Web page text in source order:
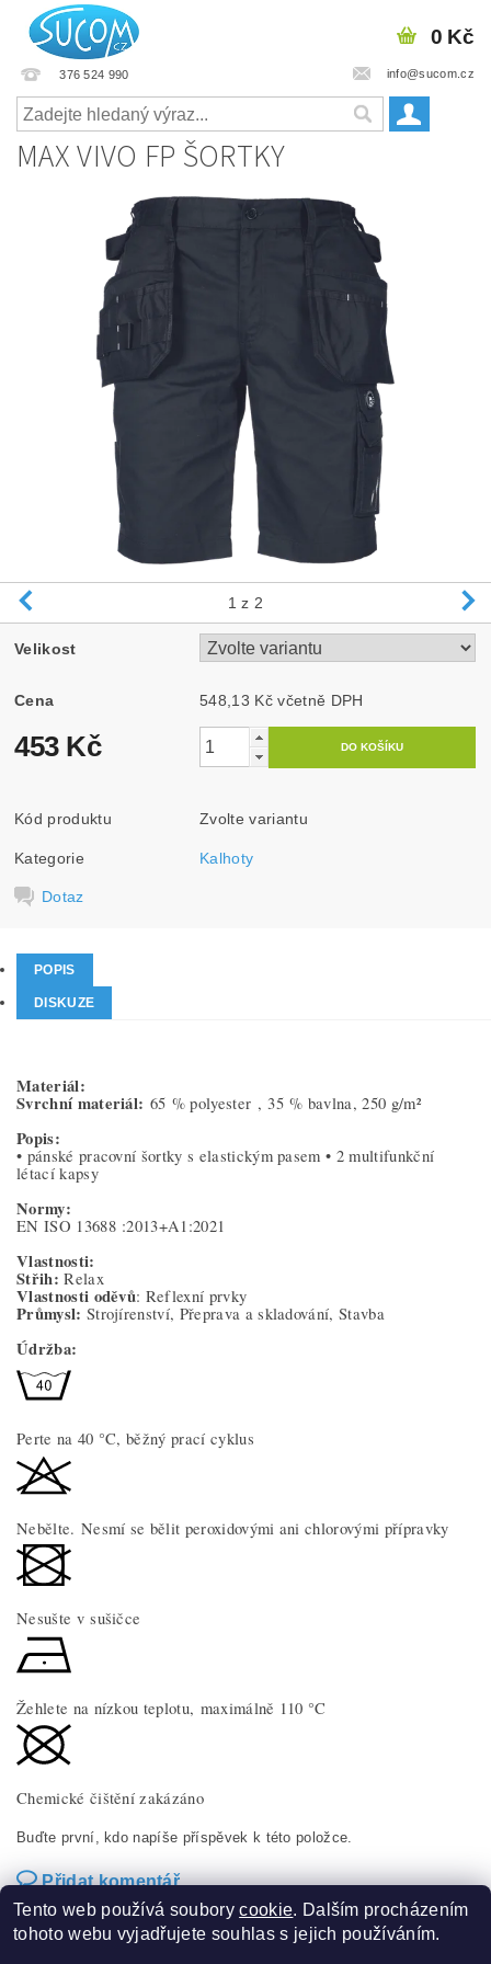
376 524 990 info@sucom.cz
0 Kč
MAX VIVO FP ŠORTKY
1 z 2
Velikost
Cena 548,13 Kč včetně DPH
453 Kč
Kód produktu Zvolte variantu
Kategorie Kalhoty
Dotaz
POPIS
DISKUZE
Materiál:
Svrchní materiál: 65 % polyester ,35 % bavlna, 250 g/m²
Popis:
• pánské pracovní šortky s elastickým pasem • 2 multifunkční
létací kapsy
Normy:
EN ISO 13688:2013+A1:2021
Vlastnosti:
Střih: Relax
Vlastnosti oděvů: Reflexní prvky
Průmysl: Strojírenství, Přeprava a skladování, Stavba
Údržba:
Perte na 40 °C, běžný prací cyklus
Nebělte. Nesmí se bělit peroxidovými ani chlorovými přípravky
Nesušte v sušičce
Žehlete na nízkou teplotu, maximálně 110 °C
Chemické čištění zakázáno
Buďte první, kdo napíše příspěvek k této položce.
Přidat komentář
Tento web používá souborycookie. Dalším procházením
tohoto webu vyjadřujete souhlas s jejich používáním.